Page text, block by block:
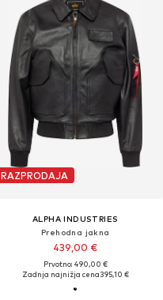
RAZPRODAJA
ALPHA INDUSTRIES
Prehodna jakna
439,00 €
Prvotno: 490,00 €
Zadnja najnižja cena395,10 €